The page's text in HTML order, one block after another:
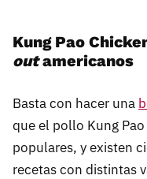
Kung Pao
outamericanos
Basta con hacer una
que el pollo Kung
populares, y existen
recetas con distintas